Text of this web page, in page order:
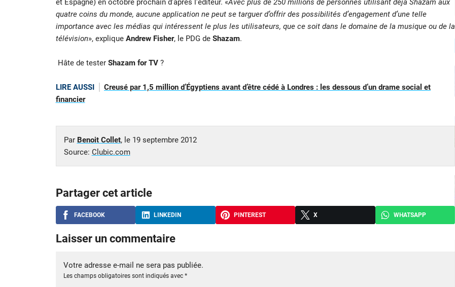
et Espagne) en octobre prochain d’après l’éditeur. «Avec plus de 250 millions de personnes utilisant déjà Shazam aux
quatre coins du monde, aucune application ne peut se targuer d’offrir des possibilités d’engagement d’une telle
importance avec les médias qui intéressent le plus les utilisateurs, que ce soit dans le domaine de la musique ou de la
télévision», explique Andrew Fisher, le PDG de Shazam.
Hâte de tester Shazam for TV?
LIRE AUSSI
Creusé par 1,5 million d’Égyptiens avant d’être cédé à Londres : les dessous d’un drame social et
financier
Par Benoit Collet, le 19 septembre 2012
Source: Clubic.com
Partager cet article
FACEBOOK LINKEDIN PINTEREST X WHATSAPP
Laisser un commentaire
Votre adresse e-mail ne sera pas publiée.
Les champs obligatoires sont indiqués avec *